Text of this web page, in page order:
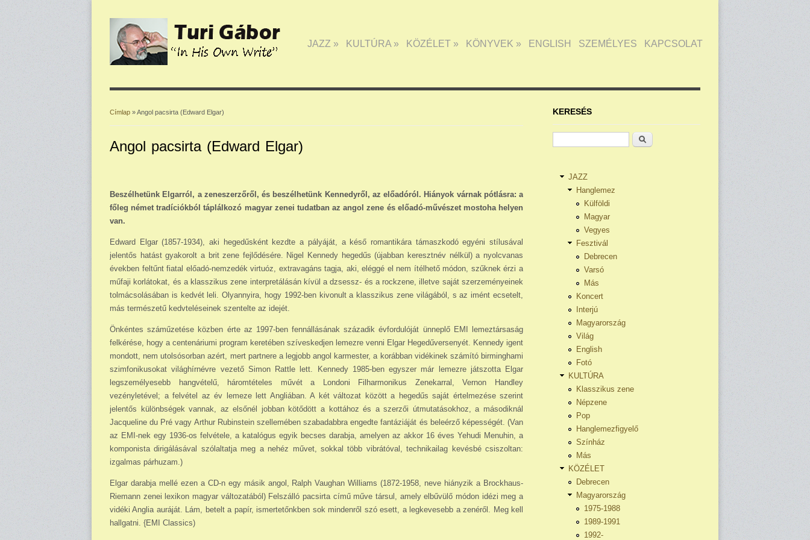
JAZZ » KULTÚRA » KÖZÉLET » KÖNYVEK » ENGLISH SZEMÉLYES KAPCSOLAT
Címlap » Angol pacsirta (Edward Elgar)
Angol pacsirta (Edward Elgar)
Beszélhetünk Elgarról, a zeneszerzőről, és beszélhetünk Kennedyről, az előadóról. Hiányok várnak pótlásra: a
főleg német tradíciókból táplálkozó magyar zenei tudatban az angol zene és előadó-művészet mostoha helyen
van.
Edward Elgar (1857-1934), aki hegedűsként kezdte a pályáját, a késő romantikára tá­maszkodó egyéni stílusával
jelentős hatást gyakorolt a brit zene fejlődésére. Nigel Kennedy hegedűs (újabban keresztnév nélkül) a nyolcvanas
években feltűnt fiatal előadó-nemzedék virtuóz, extravagáns tagja, aki, eléggé el nem ítélhető módon, szűknek érzi a
műfaji kor­látokat, és a klasszikus zene interpretálásán kívül a dzsessz- és a rockzene, illetve saját szer­zeményeinek
tolmácsolásában is kedvét leli. Olyannyira, hogy 1992-ben kivonult a klasszikus zene világából, s az imént ecsetelt,
más természetű kedvteléseinek szentelte az idejét.
Önkéntes száműzetése közben érte az 1997-ben fennállásának századik évfordulóját ünneplő EMI lemeztársaság
felkérése, hogy a centenáriumi program keretében szíveskedjen lemezre venni Elgar Hegedűversenyét. Kennedy igent
mondott, nem utolsósorban azért, mert partnere a legjobb angol karmester, a korábban vidékinek számító birminghami
szimfo­nikusokat világhírnévre vezető Simon Rattle lett. Kennedy 1985-ben egyszer már lemezre játszotta Elgar
legszemélyesebb hangvételű, háromtételes művét a Londoni Filharmonikus Zenekarral, Vernon Handley
vezényletével; a felvétel az év lemeze lett Angliában. A két változat között a hegedűs saját értelmezése szerint
jelentős különbségek vannak, az elsőnél jobban kötődött a kottához és a szerzői útmutatásokhoz, a másodiknál
Jacqueline du Pré vagy Arthur Rubinstein szellemében szabadabbra engedte fantáziáját és beleérző képességét. (Van
az EMI-nek egy 1936-os felvétele, a katalógus egyik becses darabja, amelyen az akkor 16 éves Yehudi Menuhin, a
komponista dirigálásával szólaltatja meg a nehéz művet, sokkal több vibrátóval, technikailag kevésbé csiszoltan:
izgalmas párhuzam.)
Elgar darabja mellé ezen a CD-n egy másik angol, Ralph Vaughan Williams (1872-1958, neve hiányzik a Brockhaus-
Riemann zenei lexikon magyar változatából) Felszálló pacsirta című műve társul, amely elbűvülő módon idézi meg a
vidéki Anglia auráját. Lám, betelt a papír, ismertetőnkben sok mindenről szó esett, a legkevesebb a zenéről. Meg kell
hallgatni. {EMI Classics)
KERESÉS
Keresés
JAZZ
Hanglemez
Külföldi
Magyar
Vegyes
Fesztivál
Debrecen
Varsó
Más
Koncert
Interjú
Magyarország
Világ
English
Fotó
KULTÚRA
Klasszikus zene
Népzene
Pop
Hanglemezfigyelő
Színház
Más
KÖZÉLET
Debrecen
Magyarország
1975-1988
1989-1991
1992-